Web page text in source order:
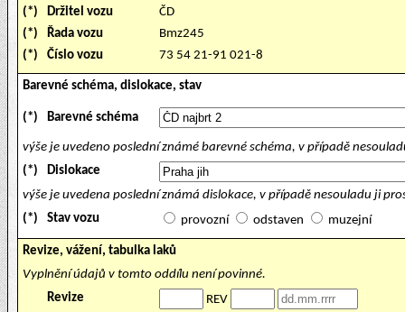
(*)
Držitel vozu
ČD
(*)
Řada vozu
Bmz245
(*)
Číslo vozu 73 54 21-91 021-8
Barevné schéma, dislokace, stav
(*) Barevné schéma
výše je uvedeno poslední známé barevné schéma, v případě
(*)
Dislokace
výše je uvedena poslední známá dislokace, v případě nesouladu ji
(*)
Stav vozu provozní odstaven muzejní
Revize, vážení, tabulka laků
Vyplnění údajů v tomto oddílu není povinné.
Revize
REV